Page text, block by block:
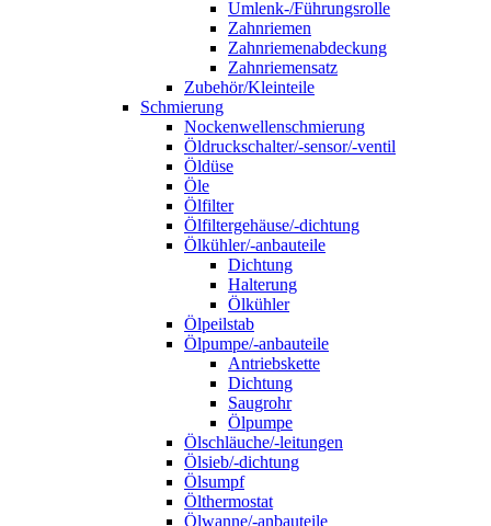
Umlenk-/Führungsrolle
Zahnriemen
Zahnriemenabdeckung
Zahnriemensatz
Zubehör/Kleinteile
Schmierung
Nockenwellenschmierung
Öldruckschalter/-sensor/-ventil
Öldüse
Öle
Ölfilter
Ölfiltergehäuse/-dichtung
Ölkühler/-anbauteile
Dichtung
Halterung
Ölkühler
Ölpeilstab
Ölpumpe/-anbauteile
Antriebskette
Dichtung
Saugrohr
Ölpumpe
Ölschläuche/-leitungen
Ölsieb/-dichtung
Ölsumpf
Ölthermostat
Ölwanne/-anbauteile